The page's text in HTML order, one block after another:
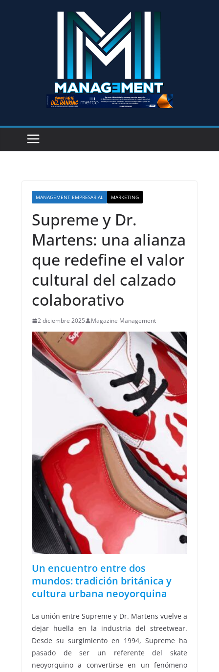
MANAGEMENT EMPRESARIAL MARKETING
Supreme y Dr.
Martens: una alianza
que redefine el valor
cultural del calzado
colaborativo
2 diciembre 2025 Magazine Management
Un encuentro entre dos
mundos: tradición británica y
cultura urbana neoyorquina
La unión entre Supreme y Dr. Martens vuelve a
dejar huella en la industria del streetwear.
Desde su surgimiento en 1994, Supreme ha
pasado de ser un referente del skate
neoyorquino a convertirse en un fenómeno